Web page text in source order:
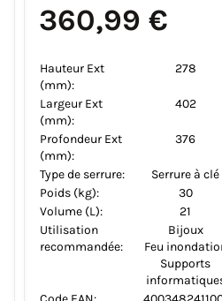
109,49 €
Hauteur Ext
(mm):
Largeur Ext
(mm):
Profondeur Ext
(mm):
Type de serrure:
Serrure
électronique
Poids (kg):
4.5
Volume (L):
10
Fixation mur